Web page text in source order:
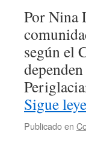
Por Nina
según el
Sigue
Publicado en